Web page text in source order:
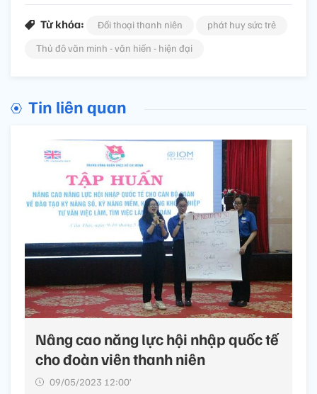
Từ khóa: Đối thoại thanh niên
phát huy sức trẻ
Thủ đô văn minh - văn hiến - hiện đại
Tin liên quan
Nâng cao năng lực hội nhập quốc tế
cho đoàn viên thanh niên
09/05/2023 12:00’